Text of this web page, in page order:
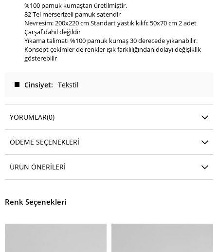
%100 pamuk kumaştan üretilmiştir.
82 Tel merserizeli pamuk satendir
Nevresim: 200x220 cm Standart yastık kılıfı: 50x70 cm 2 adet
Çarşaf dahil değildir
Yıkama talimatı %100 pamuk kumaş 30 derecede yıkanabilir.
Konsept çekimler de renkler ışık farklılığından dolayı değişiklik
gösterebilir
Cinsiyet Tekstil
YORUMLAR(0)
ÖDEME SEÇENEKLERI
ÜRÜN ÖNERILERI
Renk Seçenekleri